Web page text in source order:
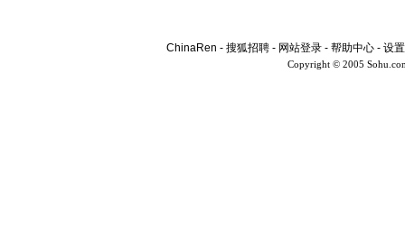
ChinaRen - 搜狐招聘 - 网站登录 - 帮助中心 - 设
Copyright © 2005